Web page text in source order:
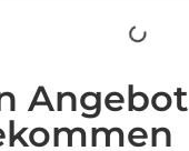
Angebot